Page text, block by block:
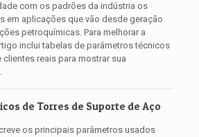
com os padrões da indústria os
​​em aplicações que vão desde geração
petroquímicas. Para melhorar a
inclui tabelas de parâmetros técnicos
reais para mostrar sua
de Torres de Suporte de Aço
os principais parâmetros usados